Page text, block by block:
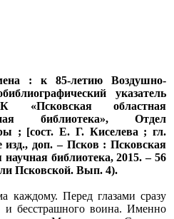
: к 85-летию Воздушно-
указатель
областная
библиотека», Отдел
; [сост. Е. Г. Киселева ; гл.
доп. – Псков : Псковская
научная библиотека, 2015. – 56
Псковской. Вып. 4).
каждому. Перед глазами сразу
и бесстрашного воина. Именно